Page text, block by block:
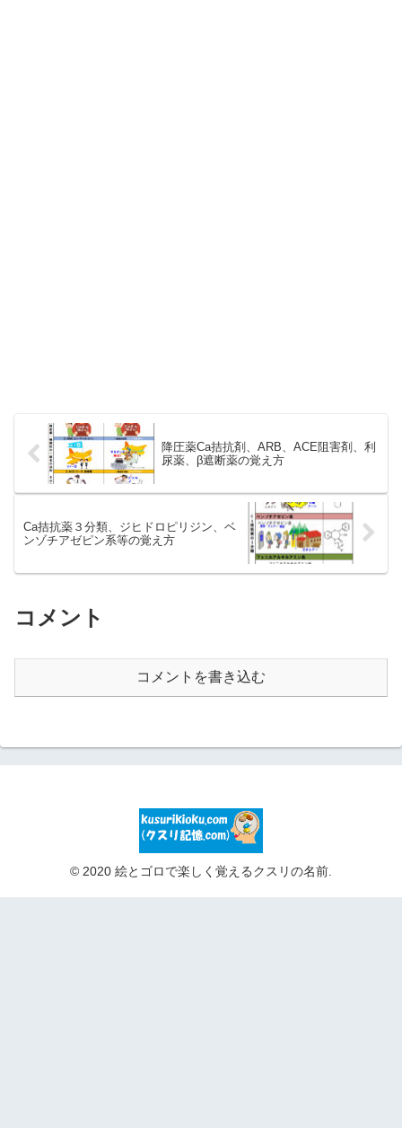
降圧薬Ca拮抗剤、ARB、ACE阻害剤、利
尿薬、β遮断薬の覚え方
Ca拮抗薬３分類、ジヒドロピリジン、ベ
ンゾチアゼピン系等の覚え方
コメント
コメントを書き込む
© 2020 絵とゴロで楽しく覚えるクスリの名前.